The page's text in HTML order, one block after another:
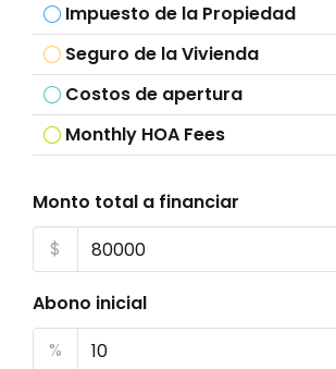
Impuesto de la Propiedad
Seguro de la Vivienda
Costos de apertura
Monthly HOA Fees
Monto total a financiar
$
Abono inicial
%